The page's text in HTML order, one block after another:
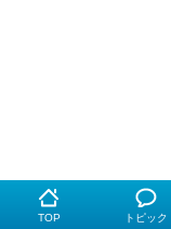
TOP トピック